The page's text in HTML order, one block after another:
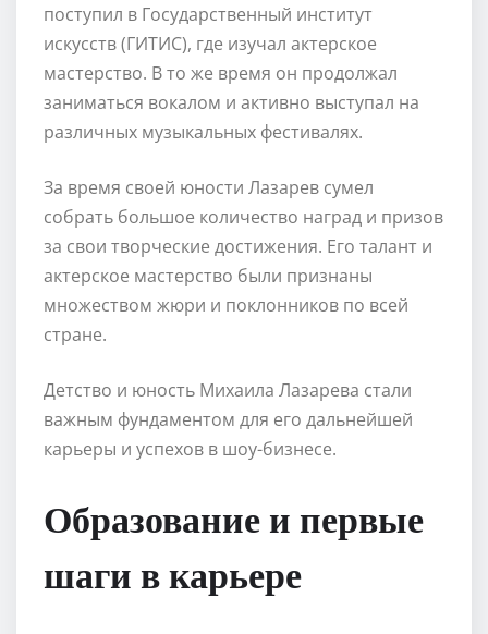
поступил в Государственный институт
искусств (ГИТИС), где изучал актерское
мастерство. В то же время он продолжал
заниматься вокалом и активно выступал на
различных музыкальных фестивалях.
За время своей юности Лазарев сумел
собрать большое количество наград и призов
за свои творческие достижения. Его талант и
актерское мастерство были признаны
множеством жюри и поклонников по всей
стране.
Детство и юность Михаила Лазарева стали
важным фундаментом для его дальнейшей
карьеры и успехов в шоу-бизнесе.
Образование и первые
шаги в карьере